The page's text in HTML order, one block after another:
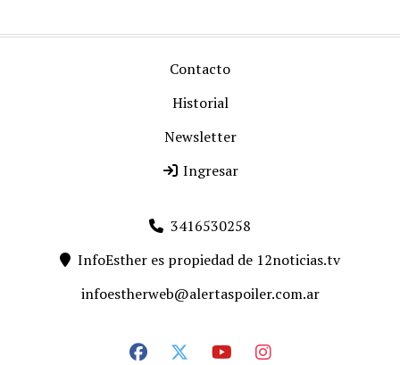
Contacto
Historial
Newsletter
Ingresar
3416530258
InfoEsther es propiedad de 12noticias.tv
infoestherweb@alertaspoiler.com.ar